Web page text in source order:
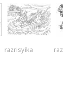
razrisyika